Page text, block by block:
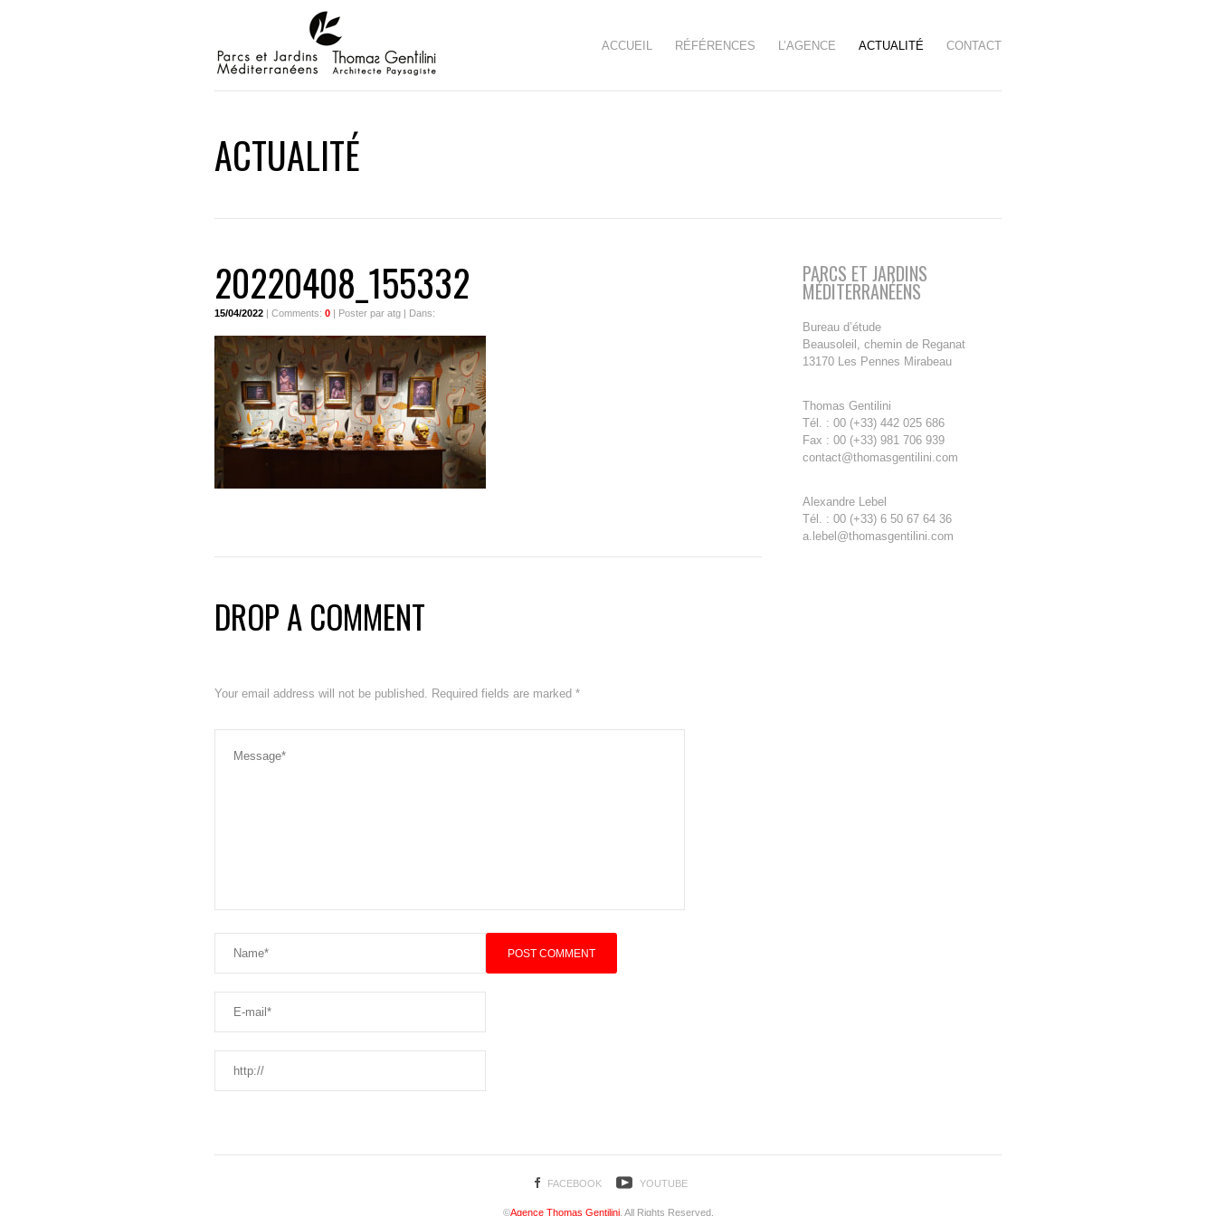
ACCUEIL RÉFÉRENCES L’AGENCE ACTUALITÉ CONTACT
ACTUALITÉ
20220408_155332
15/04/2022 | Comments: 0 | Poster par atg | Dans:
DROP A COMMENT
Your email address will not be published. Required fields are marked *
PARCS ET JARDINS
MÉDITERRANÉENS
Bureau d’étude
Beausoleil, chemin de Reganat
13170 Les Pennes Mirabeau
Thomas Gentilini
Tél. : 00 (+33) 442 025 686
Fax : 00 (+33) 981 706 939
contact@thomasgentilini.com
Alexandre Lebel
Tél. : 00 (+33) 6 50 67 64 36
a.lebel@thomasgentilini.com
FACEBOOK YOUTUBE
©Agence Thomas Gentilini. All Rights Reserved.